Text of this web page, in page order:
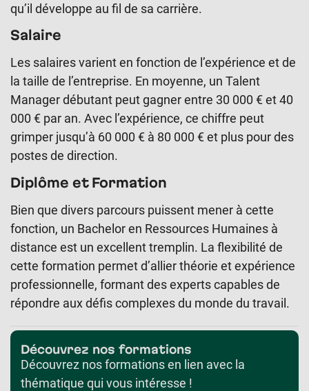
qu’il développe au fil de sa carrière.
Salaire
Les salaires varient en fonction de l’expérience et de
la taille de l’entreprise. En moyenne, un Talent
Manager débutant peut gagner entre 30 000 € et 40
000 € par an. Avec l’expérience, ce chiffre peut
grimper jusqu’à 60 000 € à 80 000 € et plus pour des
postes de direction.
Diplôme et Formation
Bien que divers parcours puissent mener à cette
fonction, un Bachelor en Ressources Humaines à
distance est un excellent tremplin. La flexibilité de
cette formation permet d’allier théorie et expérience
professionnelle, formant des experts capables de
répondre aux défis complexes du monde du travail.
Découvrez nos formations
Découvrez nos formations en lien avec la
thématique qui vous intéresse !